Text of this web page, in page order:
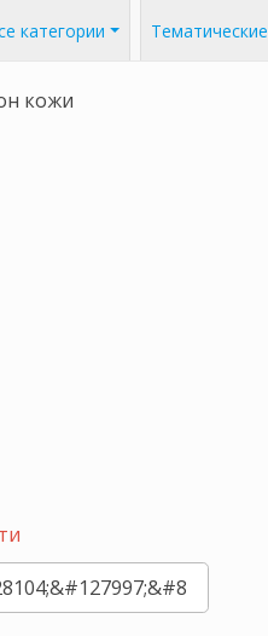
категории
кожи